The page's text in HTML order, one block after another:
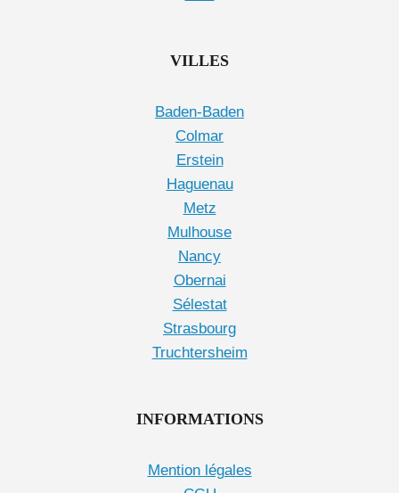
VILLES
Baden-Baden
Colmar
Erstein
Haguenau
Metz
Mulhouse
Nancy
Obernai
Sélestat
Strasbourg
Truchtersheim
INFORMATIONS
Mention légales